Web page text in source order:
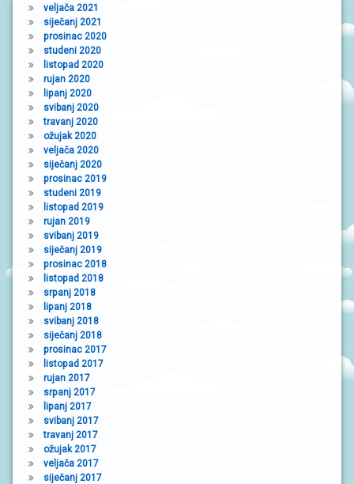
veljača 2021
siječanj 2021
prosinac 2020
studeni 2020
listopad 2020
rujan 2020
lipanj 2020
svibanj 2020
travanj 2020
ožujak 2020
veljača 2020
siječanj 2020
prosinac 2019
studeni 2019
listopad 2019
rujan 2019
svibanj 2019
siječanj 2019
prosinac 2018
listopad 2018
srpanj 2018
lipanj 2018
svibanj 2018
siječanj 2018
prosinac 2017
listopad 2017
rujan 2017
srpanj 2017
lipanj 2017
svibanj 2017
travanj 2017
ožujak 2017
veljača 2017
siječanj 2017